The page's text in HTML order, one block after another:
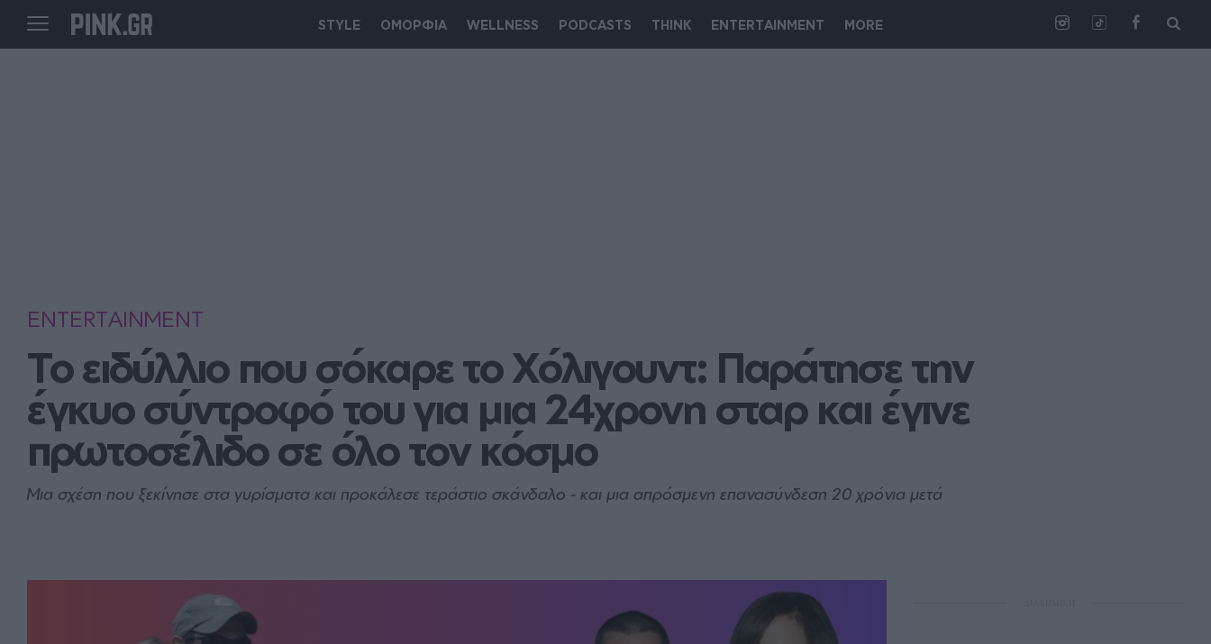
STYLE ΟΜΟΡΦΙΑ WELLNESS PODCASTS THINK ENTERTAINMENT MORE
ENTERTAINMENT
Το ειδύλλιο που σόκαρε το Χόλιγουντ: Παράτησε την
έγκυο σύντροφό του για μια 24χρονη σταρ και έγινε
πρωτοσέλιδο σε όλο τον κόσμο
Μια σχέση που ξεκίνησε στα γυρίσματα και προκάλεσε τεράστιο σκάνδαλο - και μια απρόσμενη επανασύνδεση 20 χρόνια μετά